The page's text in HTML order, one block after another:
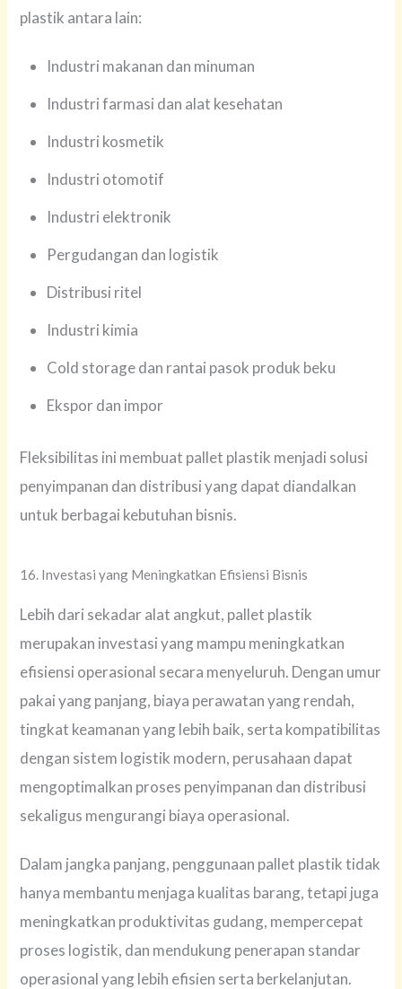
plastik antara lain:
Industri makanan dan minuman
Industri farmasi dan alat kesehatan
Industri kosmetik
Industri otomotif
Industri elektronik
Pergudangan dan logistik
Distribusi ritel
Industri kimia
Cold storage dan rantai pasok produk beku
Ekspor dan impor
Fleksibilitas ini membuat pallet plastik menjadi solusi
penyimpanan dan distribusi yang dapat diandalkan
untuk berbagai kebutuhan bisnis.
16. Investasi yang Meningkatkan Efisiensi Bisnis
Lebih dari sekadar alat angkut, pallet plastik
merupakan investasi yang mampu meningkatkan
efisiensi operasional secara menyeluruh. Dengan umur
pakai yang panjang, biaya perawatan yang rendah,
tingkat keamanan yang lebih baik, serta kompatibilitas
dengan sistem logistik modern, perusahaan dapat
mengoptimalkan proses penyimpanan dan distribusi
sekaligus mengurangi biaya operasional.
Dalam jangka panjang, penggunaan pallet plastik tidak
hanya membantu menjaga kualitas barang, tetapi juga
meningkatkan produktivitas gudang, mempercepat
proses logistik, dan mendukung penerapan standar
operasional yang lebih efisien serta berkelanjutan.